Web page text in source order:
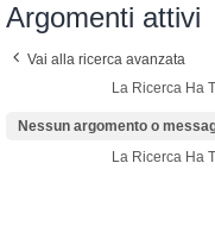
Argomenti attivi
Vai alla ricerca avanzata
La Ricerca Ha
Nessun argomento o
La Ricerca Ha